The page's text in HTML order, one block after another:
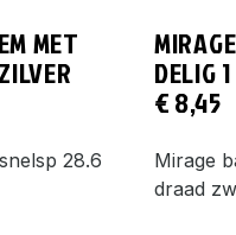
MET
28.6
DELIG
€8,45
Mirage
draad